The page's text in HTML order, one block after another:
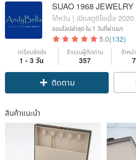
SUAO 1968 JEWELRY
ไต้หวัน | เปิดสตูดิโอเมื่อ 2020
ออนไลน์ล่าสุดใน 1 วันที่ผ่านมา
5.0(132)
เตรียมจัดส่ง
1 - 3 วัน
จำนวนผู้ติดตาม
357
จำหน่
ติดตาม
สินค้าแนะนำ